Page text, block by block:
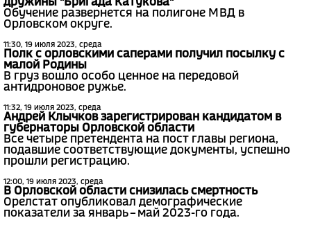
дружины "Бригада Катукова"
Обучение развернется на полигоне МВД в
Орловском округе.
11:30, 19 июля 2023, среда
Полк с орловскими саперами получил посылку с
малой Родины
В груз вошло особо ценное на передовой
антидроновое ружье.
11:32, 19 июля 2023, среда
Андрей Клычков зарегистрирован кандидатом в
губернаторы Орловской области
Все четыре претендента на пост главы региона,
подавшие соответствующие документы, успешно
прошли регистрацию.
12:00, 19 июля 2023, среда
В Орловской области снизилась смертность
Орелстат опубликовал демографические
показатели за январь – май 2023-го года.